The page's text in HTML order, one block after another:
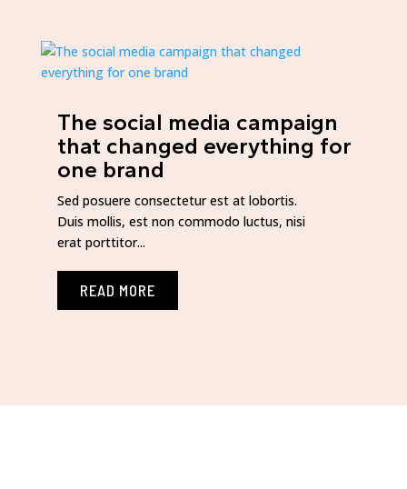
The social media campaign
that changed everything for
one brand
Sed posuere consectetur est at lobortis.
Duis mollis, est non commodo luctus, nisi
erat porttitor...
READ MORE